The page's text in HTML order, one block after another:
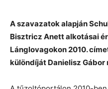
A szavazatok alapján
Bisztricz Anett alkotásai
Lánglovagokon 2010.
különdíját Danielisz Gábor